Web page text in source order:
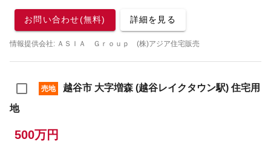
お問い合わせ(無料) 詳細を見る
情報提供会社: ＡＳＩＡ Ｇｒｏｕｐ (株)アジア住宅販売
売地
越谷市 大字増森 (越谷レイクタウン駅) 住宅用
地
500万円